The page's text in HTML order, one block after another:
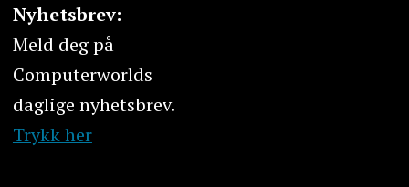
Nyhetsbrev:
Meld deg på
Computerworlds
daglige nyhetsbrev.
Trykk her